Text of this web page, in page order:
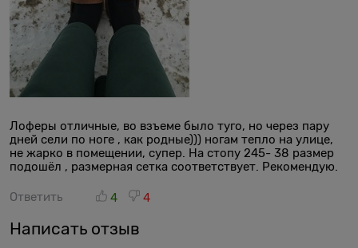
Лоферы отличные, во взъеме было туго, но через пару
дней сели по ноге , как родные))) ногам тепло на улице,
не жарко в помещении, супер. На стопу 245- 38 размер
подошёл , размерная сетка соответствует. Рекомендую.
Ответить 4 4
Написать отзыв